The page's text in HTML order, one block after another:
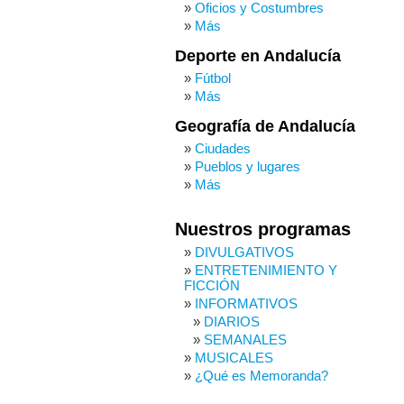
Oficios y Costumbres
Más
Deporte en Andalucía
Fútbol
Más
Geografía de Andalucía
Ciudades
Pueblos y lugares
Más
Nuestros programas
DIVULGATIVOS
ENTRETENIMIENTO Y
FICCIÓN
INFORMATIVOS
DIARIOS
SEMANALES
MUSICALES
¿Qué es Memoranda?